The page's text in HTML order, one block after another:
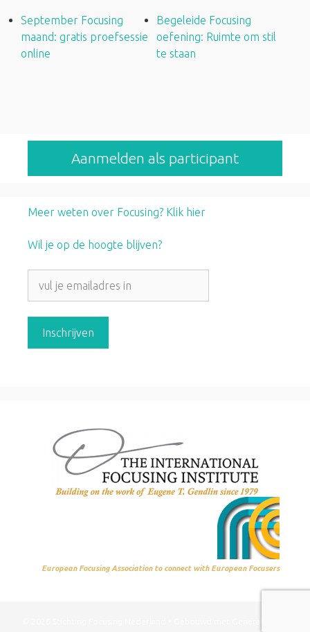
September Focusing
maand: gratis proefsessie
online
Begeleide Focusing
oefening: Ruimte om stil
te staan
Aanmelden als participant
Meer weten over Focusing? Klik hier
Wil je op de hoogte blijven?
European Focusing Association to connect with European Focusers